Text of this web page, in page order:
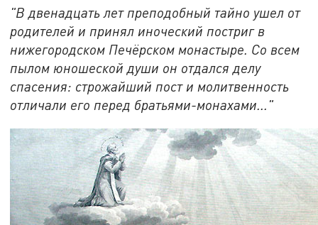
"В двенадцать лет преподобный тайно ушел от
родителей и принял иноческий постриг в
нижегородском Печёрском монастыре. Со всем
пылом юношеской души он отдался делу
спасения: строжайший пост и молитвенность
отличали его перед братьями-монахами..."